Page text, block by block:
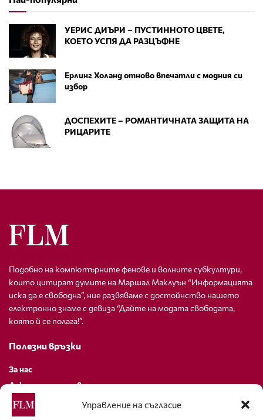
Управление на съгласие
УЕРИС ДИЪРИ – ПУСТИННОТО ЦВЕТЕ,
КОЕТО УСПЯ ДА РАЗЦЪФНЕ
Ерлинг Холанд отново впечатли с модния си
избор
ДОСПЕХИТЕ – РОМАНТИЧНАТА ЗАЩИТА НА
РИЦАРИТЕ
Подобно на компютърните фенове и волните субкултури,
които цитират думите на Маршал Маклуън “Информацията
иска да е свободна”, ние развяваме с достойнство нашето
електронно знаме с девиза “Дайте на модата свободата,
която й се полага!”.
Полезни връзки
За нас
Декларация за поверителност
Политика за бисквитки